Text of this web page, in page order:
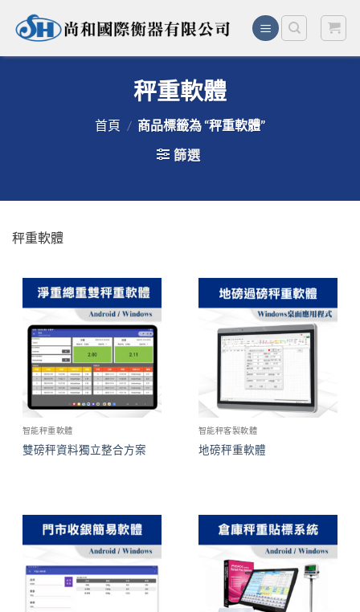
秤重軟體
首頁 / 商品標籤為 “秤重軟體”
篩選
秤重軟體
智能秤重軟體
雙磅秤資料獨立整合方案
智能秤客製軟體
地磅秤重軟體